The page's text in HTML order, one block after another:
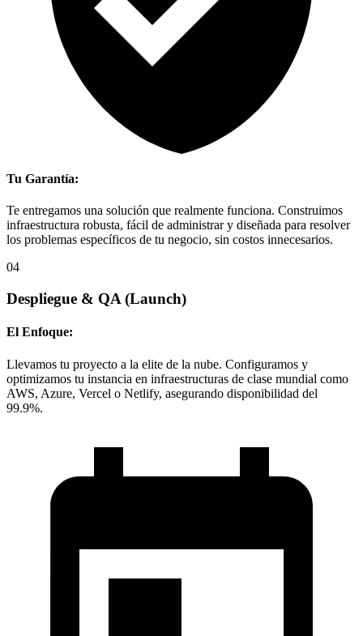
Tu Garantía:
Te entregamos una solución que realmente funciona. Construimos
infraestructura robusta, fácil de administrar y diseñada para resolver
los problemas específicos de tu negocio, sin costos innecesarios.
04
Despliegue & QA (Launch)
El Enfoque:
Llevamos tu proyecto a la elite de la nube. Configuramos y
optimizamos tu instancia en infraestructuras de clase mundial como
AWS, Azure, Vercel o Netlify, asegurando disponibilidad del
99.9%.